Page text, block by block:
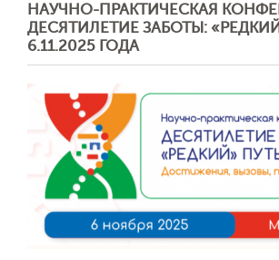
НАУЧНО-ПРАКТИЧЕСКАЯ
ДЕСЯТИЛЕТИЕ ЗАБОТЫ:
6.11.2025 ГОДА